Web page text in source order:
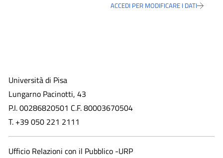
ACCEDI PER MODIFICARE I DATI
Università di Pisa
Lungarno Pacinotti, 43
P.I. 00286820501 C.F. 80003670504
T. +39 050 221 2111
Ufficio Relazioni con il Pubblico -URP